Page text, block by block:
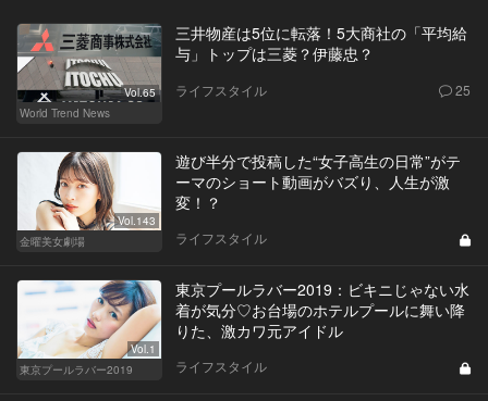
Vol.65
World Trend News
三井物産は5位に転落！5大商社の「平均給
与」トップは三菱？伊藤忠？
ライフスタイル 25
Vol.143
金曜美女劇場
遊び半分で投稿した“女子高生の日常”がテ
ーマのショート動画がバズり、人生が激
変！？
ライフスタイル
Vol.1
東京プールラバー2019
東京プールラバー2019：ビキニじゃない水
着が気分♡お台場のホテルプールに舞い降
りた、激カワ元アイドル
ライフスタイル